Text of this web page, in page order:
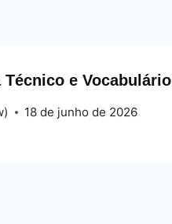
e Vocabulário
18 de junho de 2026